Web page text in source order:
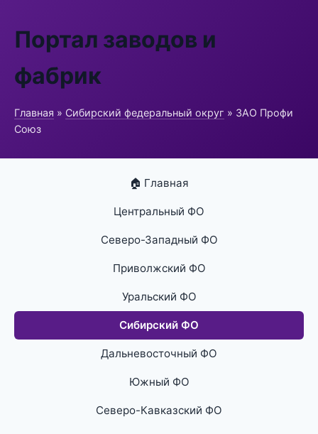
Портал заводов и
фабрик
Главная » Сибирский федеральный округ » ЗАО Профи
Союз
🏠 Главная
Центральный ФО
Северо-Западный ФО
Приволжский ФО
Уральский ФО
Сибирский ФО
Дальневосточный ФО
Южный ФО
Северо-Кавказский ФО